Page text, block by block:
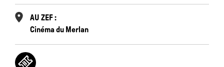
AU ZEF :
Cinéma du Merlan